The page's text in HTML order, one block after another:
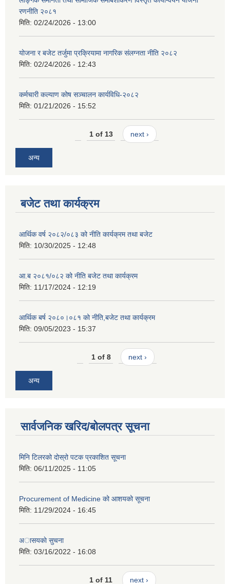
रणनीति २०८१
मिति: 02/24/2026 - 13:00
योजना र बजेट तर्जुमा प्रक्रियामा नागरिक संलग्नता नीति २०८२
मिति: 02/24/2026 - 12:43
कर्मचारी कल्याण कोष सञ्चालन कार्यविधि-२०८२
मिति: 01/21/2026 - 15:52
1 of 13 next ›
अन्य
बजेट तथा कार्यक्रम
आर्थिक वर्ष २०८२/०८३ को नीति कार्यक्रम तथा बजेट
मिति: 10/30/2025 - 12:48
आ.ब २०८१/०८२ को नीति बजेट तथा कार्यक्रम
मिति: 11/17/2024 - 12:19
आर्थिक बर्ष २०८०।०८१ को नीति,बजेट तथा कार्यक्रम
मिति: 09/05/2023 - 15:37
1 of 8 next ›
अन्य
सार्वजनिक खरिद/बोलपत्र सूचना
मिनि टिलरको दोस्रो पटक प्रकाशित सूचना
मिति: 06/11/2025 - 11:05
Procurement of Medicine को आशयको सूचना
मिति: 11/29/2024 - 16:45
अासयकाे सुचना
मिति: 03/16/2022 - 16:08
1 of 11 next ›